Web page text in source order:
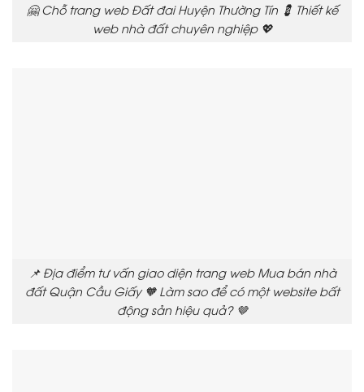
🤗 Chỗ trang web Đất đai Huyện Thường Tín 💈 Thiết kế
web nhà đất chuyên nghiệp 💖
📌 Địa điểm tư vấn giao diện trang web Mua bán nhà
đất Quận Cầu Giấy 🧡 Làm sao để có một website bất
động sản hiệu quả? 🤎